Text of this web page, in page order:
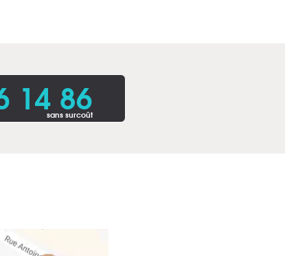
14 86
sans surcoût